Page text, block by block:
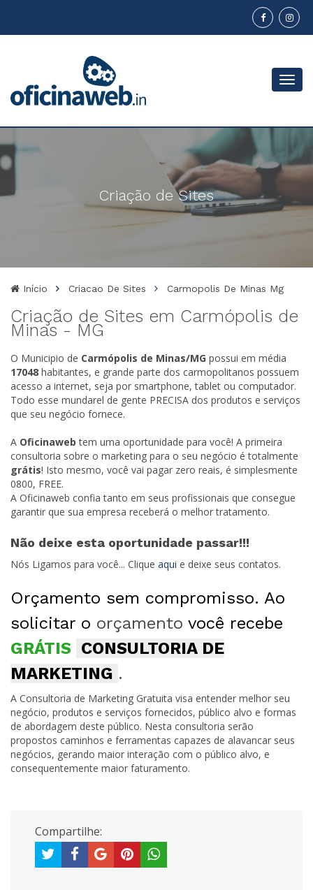
Menu
Criação de Sites
Início Criacao De Sites Carmopolis De Minas Mg
Criação de Sites em Carmópolis de
Minas - MG
O Municipio de Carmópolis de Minas/MG possui em média
17048 habitantes, e grande parte dos carmopolitanos possuem
acesso a internet, seja por smartphone, tablet ou computador.
Todo esse mundarel de gente PRECISA dos produtos e serviços
que seu negócio fornece.
A Oficinaweb tem uma oportunidade para você! A primeira
consultoria sobre o marketing para o seu negócio é totalmente
grátis! Isto mesmo, você vai pagar zero reais, é simplesmente
0800, FREE.
A Oficinaweb confia tanto em seus profissionais que consegue
garantir que sua empresa receberá o melhor tratamento.
Não deixe esta oportunidade passar!!!
Nós Ligamos para você... Clique aqui e deixe seus contatos.
Orçamento sem compromisso. Ao
solicitar o orçamento você recebe
GRÁTIS CONSULTORIA DE
MARKETING .
A Consultoria de Marketing Gratuita visa entender melhor seu
negócio, produtos e serviços fornecidos, público alvo e formas
de abordagem deste público. Nesta consultoria serão
propostos caminhos e ferramentas capazes de alavancar seus
negócios, gerando maior interação com o público alvo, e
consequentemente maior faturamento.
Compartilhe: